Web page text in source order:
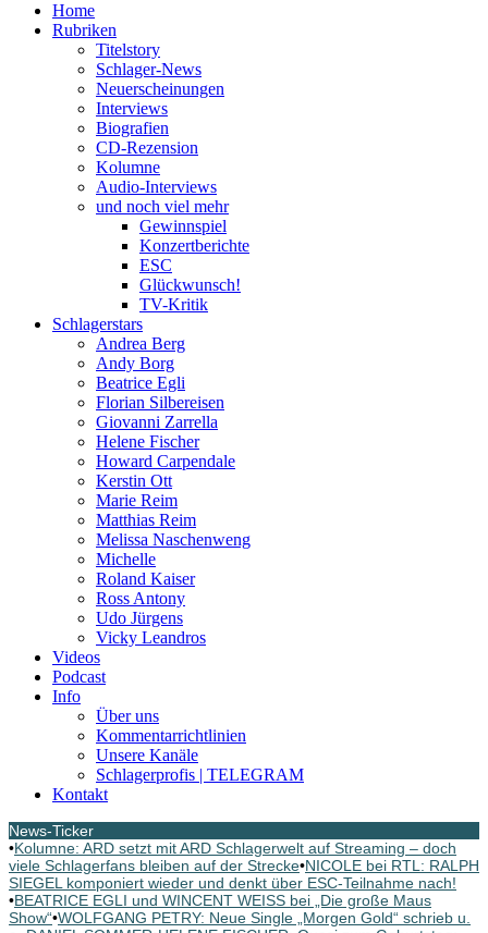
Home
Rubriken
Titelstory
Schlager-News
Neuerscheinungen
Interviews
Biografien
CD-Rezension
Kolumne
Audio-Interviews
und noch viel mehr
Gewinnspiel
Konzertberichte
ESC
Glückwunsch!
TV-Kritik
Schlagerstars
Andrea Berg
Andy Borg
Beatrice Egli
Florian Silbereisen
Giovanni Zarrella
Helene Fischer
Howard Carpendale
Kerstin Ott
Marie Reim
Matthias Reim
Melissa Naschenweng
Michelle
Roland Kaiser
Ross Antony
Udo Jürgens
Vicky Leandros
Videos
Podcast
Info
Über uns
Kommentarrichtlinien
Unsere Kanäle
Schlagerprofis | TELEGRAM
Kontakt
News-Ticker
•Kolumne: ARD setzt mit ARD Schlagerwelt auf Streaming – doch
viele Schlagerfans bleiben auf der Strecke•NICOLE bei RTL: RALPH
SIEGEL komponiert wieder und denkt über ESC-Teilnahme nach!
•BEATRICE EGLI und WINCENT WEISS bei „Die große Maus
Show“•WOLFGANG PETRY: Neue Single „Morgen Gold“ schrieb u.